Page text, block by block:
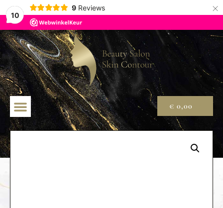
10
9 Reviews ×
€ 0,00